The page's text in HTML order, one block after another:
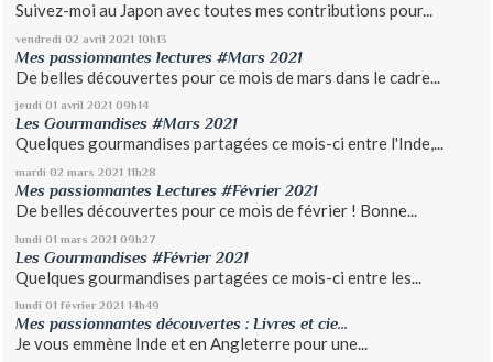
Suivez-moi au Japon avec toutes mes contributions pour...
vendredi 02 avril 2021 10h13
Mes passionnantes lectures #Mars 2021
De belles découvertes pour ce mois de mars dans le cadre...
jeudi 01 avril 2021 09h14
Les Gourmandises #Mars 2021
Quelques gourmandises partagées ce mois-ci entre l'Inde,...
mardi 02 mars 2021 11h28
Mes passionnantes Lectures #Février 2021
De belles découvertes pour ce mois de février ! Bonne...
lundi 01 mars 2021 09h27
Les Gourmandises #Février 2021
Quelques gourmandises partagées ce mois-ci entre les...
lundi 01 février 2021 14h49
Mes passionnantes découvertes : Livres et cie...
Je vous emmène Inde et en Angleterre pour une...